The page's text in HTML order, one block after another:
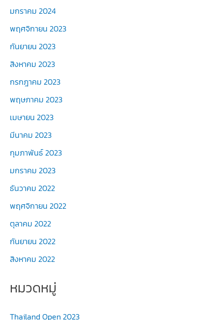
มกราคม 2024
พฤศจิกายน 2023
กันยายน 2023
สิงหาคม 2023
กรกฎาคม 2023
พฤษภาคม 2023
เมษายน 2023
มีนาคม 2023
กุมภาพันธ์ 2023
มกราคม 2023
ธันวาคม 2022
พฤศจิกายน 2022
ตุลาคม 2022
กันยายน 2022
สิงหาคม 2022
หมวดหมู่
Thailand Open 2023